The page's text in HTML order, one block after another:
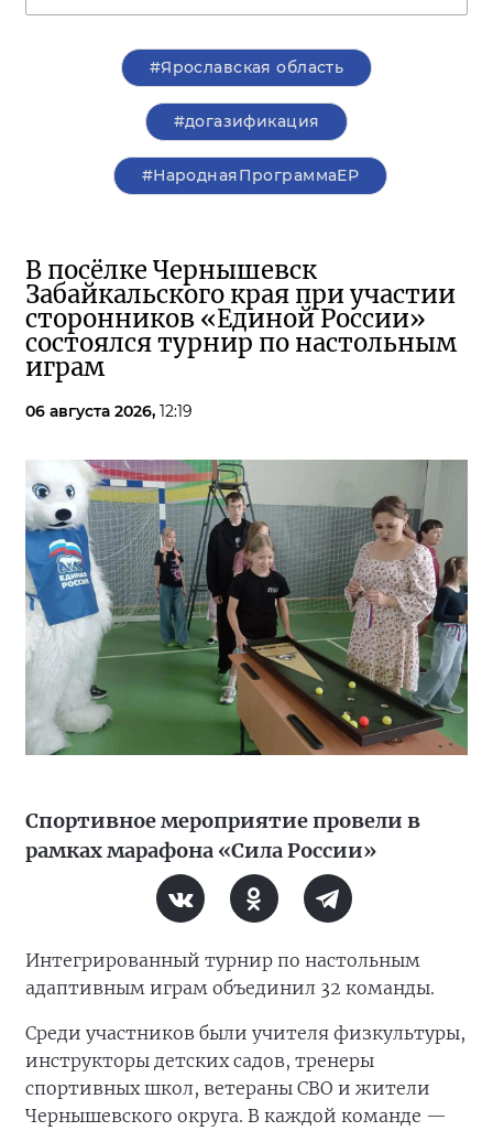
#Ярославская область
#догазификация
#НароднаяПрограммаЕР
В посёлке Чернышевск
Забайкальского края при участии
сторонников «Единой России»
состоялся турнир по настольным
играм
06 августа 2026, 12:19
Спортивное мероприятие провели в
рамках марафона «Сила России»
Интегрированный турнир по настольным
адаптивным играм объединил 32 команды.
Среди участников были учителя физкультуры,
инструкторы детских садов, тренеры
спортивных школ, ветераны СВО и жители
Чернышевского округа. В каждой команде —